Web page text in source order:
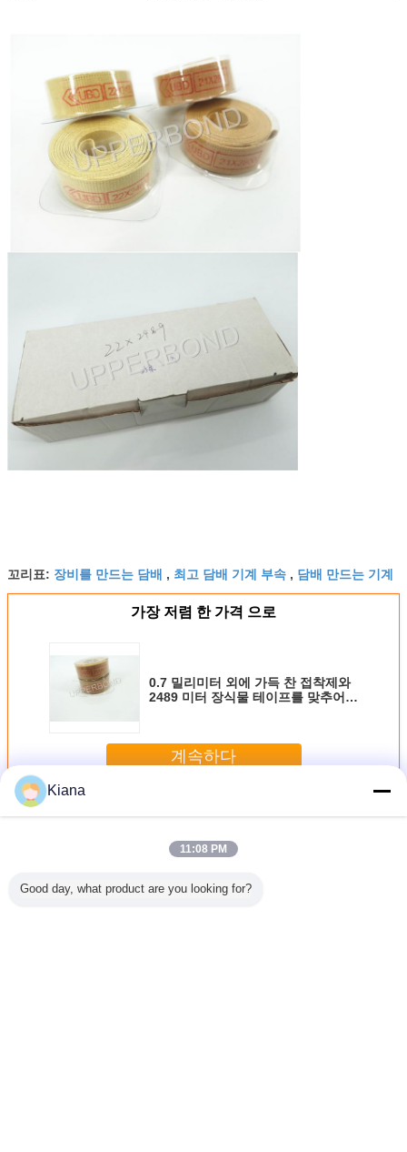
꼬리표: 장비를 만드는 담배 , 최고 담배 기계 부속 , 담배 만드는 기계
가장 저렴 한 가격 으로
0.7 밀리미터 외에 가득 찬 접착제와
2489 미터 장식물 테이프를 맞추어주
계속하다
더 많은 것
Kiana
11:08 PM
Good day, what product are you looking for?